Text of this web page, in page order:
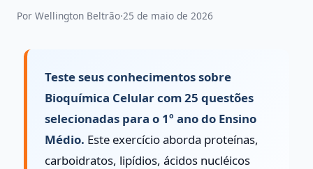
Por Wellington Beltrão·25 de maio de 2026
Teste seus conhecimentos sobre
Bioquímica Celular com 25 questões
selecionadas para o 1º ano do Ensino
Médio. Este exercício aborda proteínas,
carboidratos, lipídios, ácidos nucléicos